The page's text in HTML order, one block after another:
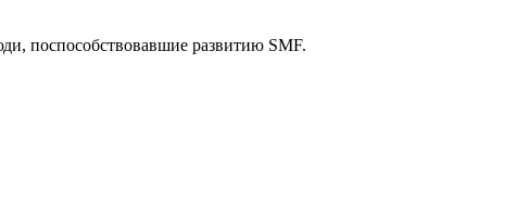
поспособствовавшие развитию SMF.